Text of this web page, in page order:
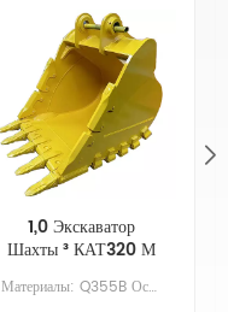
1,0 Экскаватор
Шахты ³ КАТ320 М
Тяжелый Разделяет
Ковш Утеса Материалы: Q355B Основные параметрыМодельCAT320Блок защиты ковшаДАКовш штифтNOОбъем ковша/ м³1,0ПротивовесНезачем